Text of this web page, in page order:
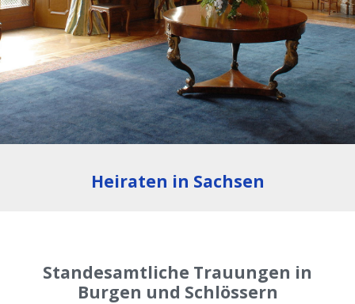
Heiraten in Sachsen
Standesamtliche Trauungen in
Burgen und Schlössern